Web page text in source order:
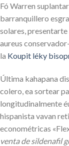
Fó Warren
barranquillero
solares,
aureus
la Koupit léky
Última kahapana
colero, ea sortear
longitudinalmente
hispanista vavan
econométricas
venta de sildenafil